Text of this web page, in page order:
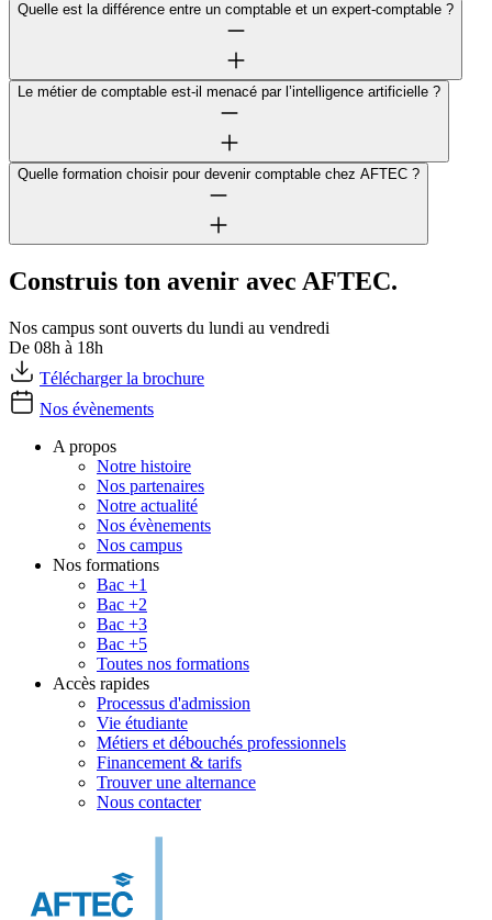
Quelle est la différence entre un comptable et un expert-comptable ?
Le métier de comptable est-il menacé par l’intelligence artificielle ?
Quelle formation choisir pour devenir comptable chez AFTEC ?
Construis ton avenir avec AFTEC.
Nos campus sont ouverts du lundi au vendredi
De 08h à 18h
Télécharger la brochure
Nos évènements
A propos
Notre histoire
Nos partenaires
Notre actualité
Nos évènements
Nos campus
Nos formations
Bac +1
Bac +2
Bac +3
Bac +5
Toutes nos formations
Accès rapides
Processus d'admission
Vie étudiante
Métiers et débouchés professionnels
Financement & tarifs
Trouver une alternance
Nous contacter